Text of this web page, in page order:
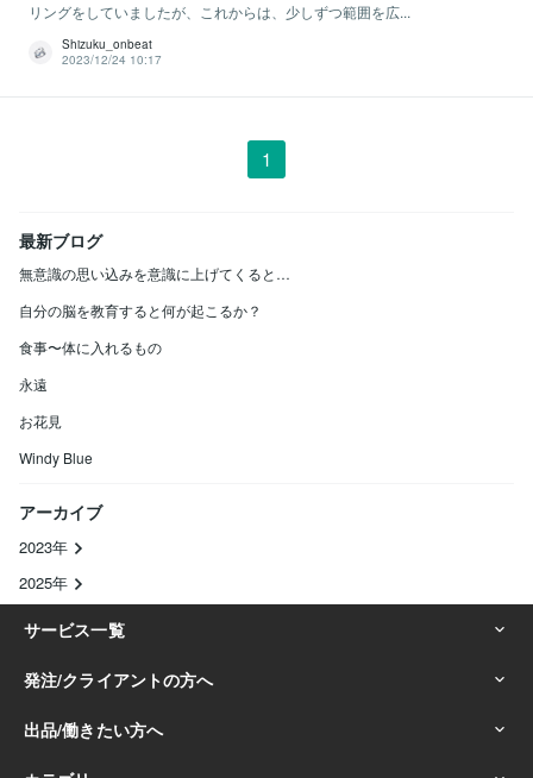
リングをしていましたが、これからは、少しずつ範囲を広...
Shizuku_onbeat
2023/12/24 10:17
1
最新ブログ
無意識の思い込みを意識に上げてくると…
自分の脳を教育すると何が起こるか？
食事〜体に入れるもの
永遠
お花見
Windy Blue
アーカイブ
2023年
2025年